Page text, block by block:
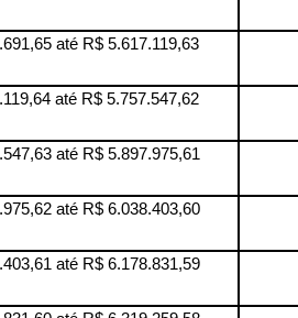
até R$ 5.617.119,63
até R$ 5.757.547,62
até R$ 5.897.975,61
até R$ 6.038.403,60
até R$ 6.178.831,59